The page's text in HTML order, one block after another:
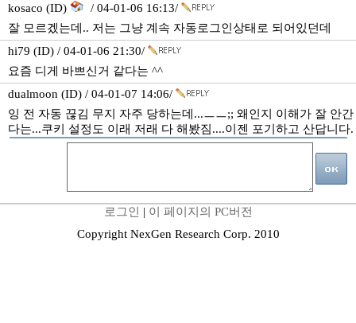
kosaco (ID)
/ 04-01-06 16:13/
잘 모르겠는데.. 저는 그냥 계속 자동로그인상태로 되어있던데
hi79 (ID) / 04-01-06 21:30/
요즘 디게 바쁘신거 같다는 ^^
dualmoon (ID) / 04-01-07 14:06/
잉 전 자동 끊김 무지 자주 당하는데...ㅡㅡ;; 왜인지 이해가 잘 안간
다는...쿠키 설정도 이래 저래 다 해봤짐....이젠 포기하고 산답니다.
로그인 | 이 페이지의 PC버전
Copyright NexGen Research Corp. 2010